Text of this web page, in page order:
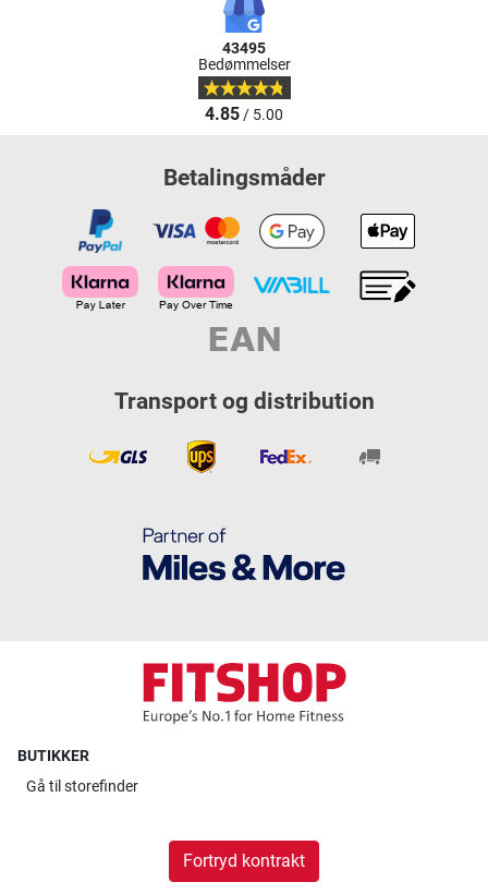
43495
Bedømmelser
4.85/ 5.00
Betalingsmåder
Transport og distribution
BUTIKKER
Gå til storefinder
Fortryd kontrakt